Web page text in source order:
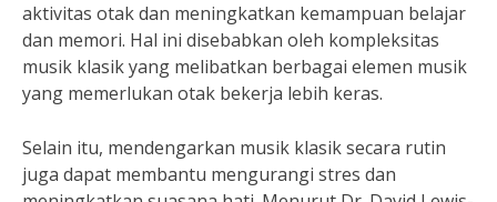
aktivitas otak dan meningkatkan kemampuan belajar
dan memori. Hal ini disebabkan oleh kompleksitas
musik klasik yang melibatkan berbagai elemen musik
yang memerlukan otak bekerja lebih keras.
Selain itu, mendengarkan musik klasik secara rutin
juga dapat membantu mengurangi stres dan